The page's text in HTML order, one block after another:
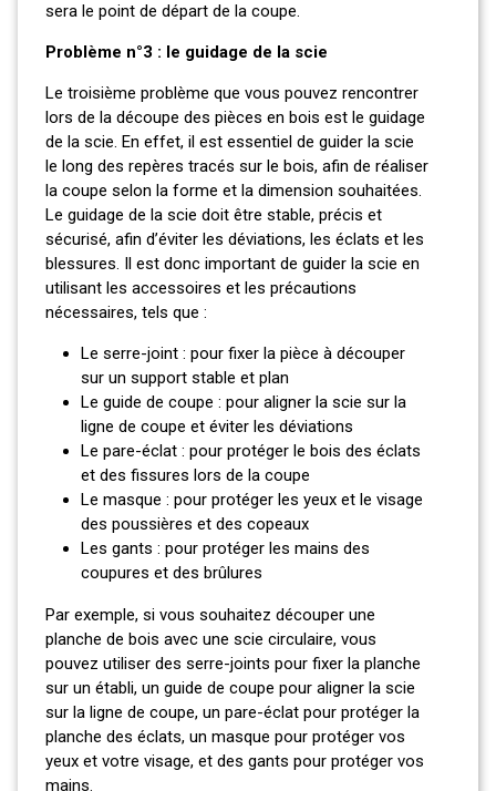
sera le point de départ de la coupe.
Problème n°3 : le guidage de la scie
Le troisième problème que vous pouvez rencontrer
lors de la découpe des pièces en bois est le guidage
de la scie. En effet, il est essentiel de guider la scie
le long des repères tracés sur le bois, afin de réaliser
la coupe selon la forme et la dimension souhaitées.
Le guidage de la scie doit être stable, précis et
sécurisé, afin d’éviter les déviations, les éclats et les
blessures. Il est donc important de guider la scie en
utilisant les accessoires et les précautions
nécessaires, tels que :
Le serre-joint : pour fixer la pièce à découper
sur un support stable et plan
Le guide de coupe : pour aligner la scie sur la
ligne de coupe et éviter les déviations
Le pare-éclat : pour protéger le bois des éclats
et des fissures lors de la coupe
Le masque : pour protéger les yeux et le visage
des poussières et des copeaux
Les gants : pour protéger les mains des
coupures et des brûlures
Par exemple, si vous souhaitez découper une
planche de bois avec une scie circulaire, vous
pouvez utiliser des serre-joints pour fixer la planche
sur un établi, un guide de coupe pour aligner la scie
sur la ligne de coupe, un pare-éclat pour protéger la
planche des éclats, un masque pour protéger vos
yeux et votre visage, et des gants pour protéger vos
mains.